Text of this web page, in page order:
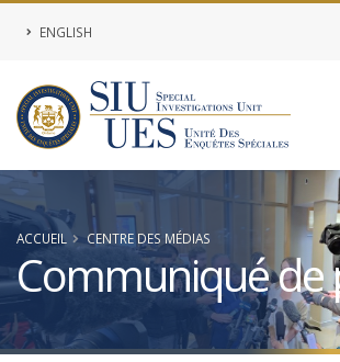
ENGLISH
ACCUEIL CENTRE DES MÉDIAS
Communiqué de